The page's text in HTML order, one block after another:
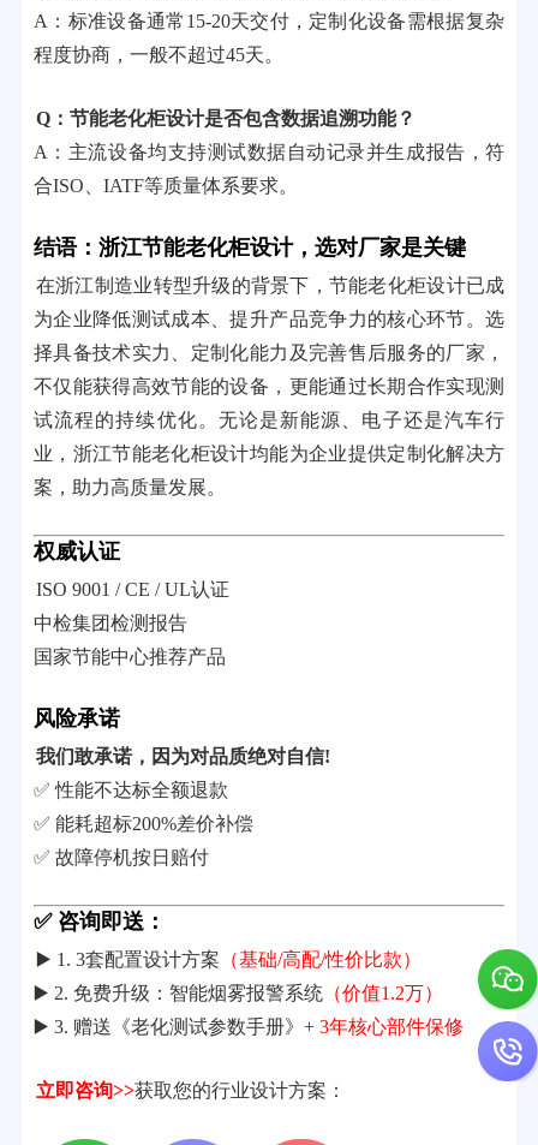
A：标准设备通常15-20天交付，定制化设备需根据复杂
程度协商，一般不超过45天。
Q：节能老化柜设计是否包含数据追溯功能？
A：主流设备均支持测试数据自动记录并生成报告，符
合ISO、IATF等质量体系要求。
结语：浙江节能老化柜设计，选对厂家是关键
在浙江制造业转型升级的背景下，节能老化柜设计已成
为企业降低测试成本、提升产品竞争力的核心环节。选
择具备技术实力、定制化能力及完善售后服务的厂家，
不仅能获得高效节能的设备，更能通过长期合作实现测
试流程的持续优化。无论是新能源、电子还是汽车行
业，浙江节能老化柜设计均能为企业提供定制化解决方
案，助力高质量发展。
权威认证
ISO 9001 / CE / UL认证
中检集团检测报告
国家节能中心推荐产品
风险承诺
我们敢承诺，因为对品质绝对自信!
✅ 性能不达标全额退款
✅ 能耗超标200%差价补偿
✅ 故障停机按日赔付
✅ 咨询即送：
▶️ 1. 3套配置设计方案 （基础/高配/性价比款）
▶️ 2. 免费升级：智能烟雾报警系统（价值1.2万）
▶️ 3. 赠送《老化测试参数手册》+ 3年核心部件保修
立即咨询>>获取您的行业设计方案：